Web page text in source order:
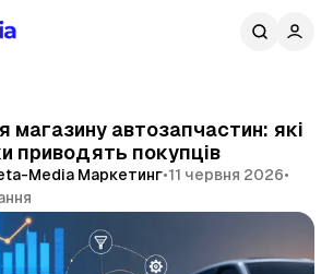
магазину автозапчастин: які
приводять покупців
Media Маркетинг•11 червня 2026•